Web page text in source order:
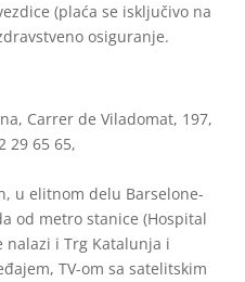
(plaća se isključivo na
osiguranje.
Carrer de Viladomat, 197,
29 65 65,
u elitnom delu Barselone-
od metro stanice (Hospital
nalazi i Trg Katalunja i
TV-om sa satelitskim